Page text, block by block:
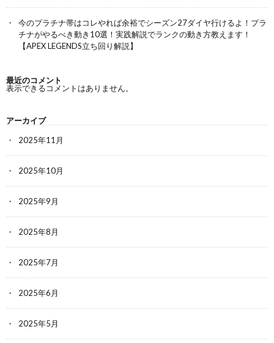
今のプラチナ帯はコレやれば余裕でシーズン27ダイヤ行けるよ！プラ
チナがやるべき動き10選！実践解説でランクの動き方教えます！
【APEX LEGENDS立ち回り解説】
最近のコメント
表示できるコメントはありません。
アーカイブ
2025年11月
2025年10月
2025年9月
2025年8月
2025年7月
2025年6月
2025年5月